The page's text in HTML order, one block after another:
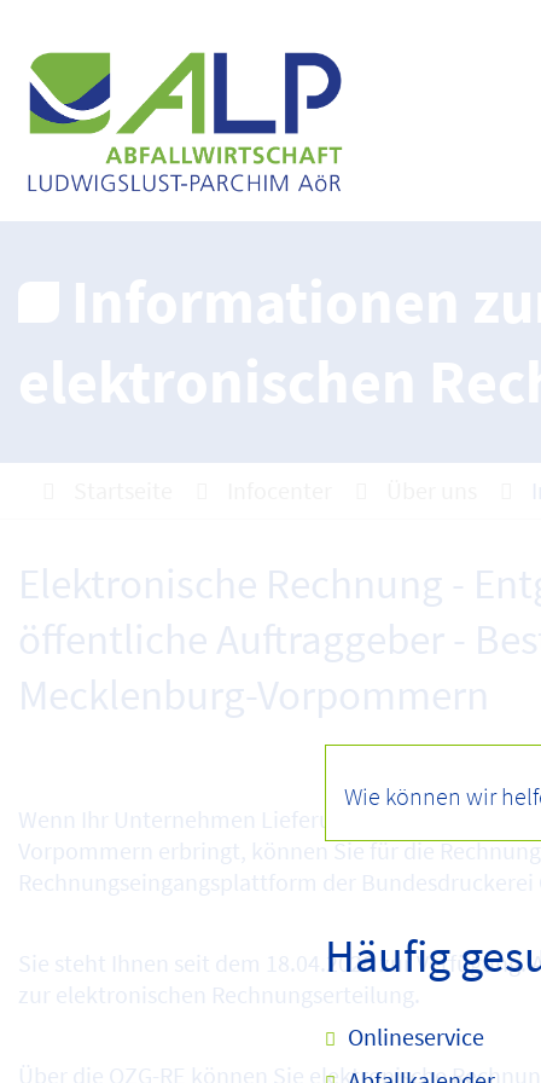
Häufig
Onlineservice
Informationen
elektronischen
Elektronische Rechnung -
öffentliche Auftraggeber -
Mecklenburg-Vorpommern
Wenn Ihr Unternehmen Lieferungen / Leistungen
Vorpommern erbringt, können Sie für die
Rechnungseingangsplattform der Bundesdruckerei
Sie steht Ihnen seit dem 18.04.2020 zur
zur elektronischen Rechnungserteilung.
Über die OZG-RE können Sie elektronische